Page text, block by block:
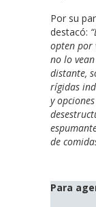
Por su
destacó:
opten por
no lo
distante,
rígidas
y
de
Para